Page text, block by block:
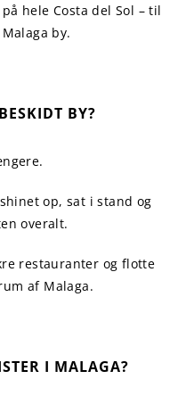
hele Costa del Sol – til
by.
BY?
op, sat i stand og
overalt.
restauranter og flotte
af Malaga.
I MALAGA?